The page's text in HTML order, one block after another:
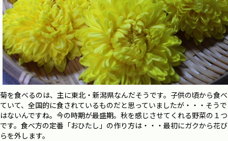
菊を食べるのは、主に東北・新潟県なんだそうです。子供の頃から食べ
ていて、全国的に食されているものだと思っていましたが・・・そうで
はないんですね。今の時期が最盛期。秋を感じさせてくれる野菜の１つ
です。食べ方の定番「おひたし」の作り方は・・・最初にガクから花び
らを外します。